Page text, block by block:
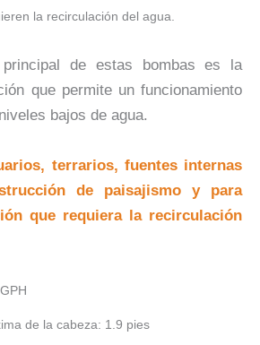
la recirculación del agua.
principal de estas bombas es la
que permite un funcionamiento
bajos de agua.
terrarios, fuentes internas
de paisajismo y para
que requiera la recirculación
de la cabeza: 1.9 pies